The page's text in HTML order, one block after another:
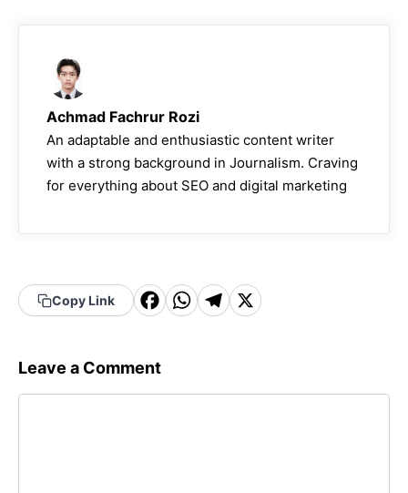
Achmad Fachrur Rozi
An adaptable and enthusiastic content writer
with a strong background in Journalism. Craving
for everything about SEO and digital marketing
Copy Link
F
c
e
W
t
T
g
X
Leave a Comment